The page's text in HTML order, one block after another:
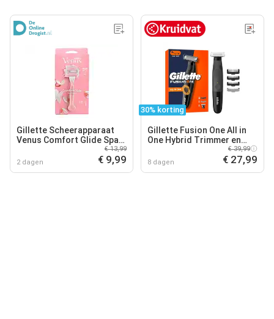
Gillette Scheerapparaat
Venus Comfort Glide Spa
2 dagen
€ 13,99
€ 9,99
30% korting
Gillette Fusion One All in
One Hybrid Trimmer en
8 dagen
€ 39,99
€ 27,99